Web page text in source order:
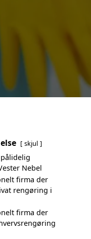
skjul
Nebel
firma der
rengøring i
firma der